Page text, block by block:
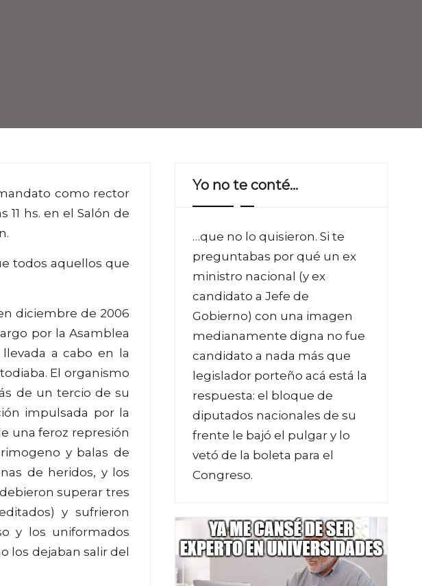
como rector
hs. en el Salón de
todos aquellos que
diciembre de 2006
por la Asamblea
a cabo en la
El organismo
de un tercio de su
impulsada por la
una feroz represión
y balas de
de heridos, y los
superar tres
y sufrieron
y los uniformados
los dejaban salir del
Yo no te conté…
…que no lo quisieron. Si te
preguntabas por qué un ex
ministro nacional (y ex
candidato a Jefe de
Gobierno) con una imagen
medianamente digna no fue
candidato a nada más que
legislador porteño acá está la
respuesta: el bloque de
diputados nacionales de su
frente le bajó el pulgar y lo
vetó de la boleta para el
Congreso.